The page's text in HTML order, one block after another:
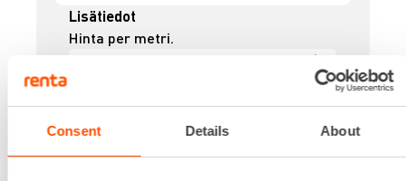
Consent Details About
Lisätiedot
Hinta per metri.
/ pv
/ pv
Kuukausi 7,17 €/ kk
Alv 0 %